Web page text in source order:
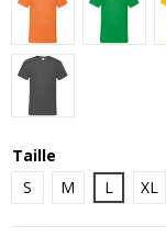
Orange Kelly
Light Graphite
Taille
S
M L XL